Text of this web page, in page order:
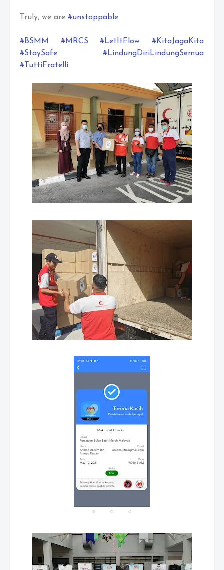
Truly, we are #unstoppable.
#BSMM #MRCS #LetItFlow
#KitaJagaKita
#StaySafe
#LindungDiriLindungSemua
#TuttiFratelli